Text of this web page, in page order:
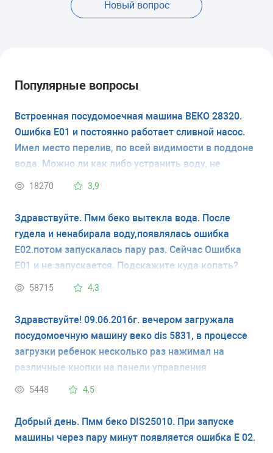
Новый вопрос
Популярные вопросы
Встроенная посудомоечная машина ВЕКО 28320.
Ошибка Е01 и постоянно работает сливной насос.
Имел место перелив, по всей видимости в поддоне
вода. Можно ли как либо устранить воду, не
вытаскивая машину из кухни.
18270 3,9
Здравствуйте. Пмм беко вытекла вода. После
гудела и ненабирала воду,появлялась ошибка
Е02.потом запускалась пару раз. Сейчас Ошибка
Е01 и не запускается. Подскажите куда копать?
58715 4,3
Здравствуйте! 09.06.2016г. вечером загружала
посудомоечную машину веко dis 5831, в процессе
загрузки ребенок несколько раз нажимал на
различные кнопки на панели управления
(переключал программы, включал режим 1/2 и
например, программа эко 3:14, а стала мельше и
при нажатии кнопки пусть машинка гудит, но вода
не подается, все краны включены, машинка срочно
5448 4,5
Добрый день. Пмм беко DIS25010. При запуске
машины через пару минут появляется ошибка Е 02.